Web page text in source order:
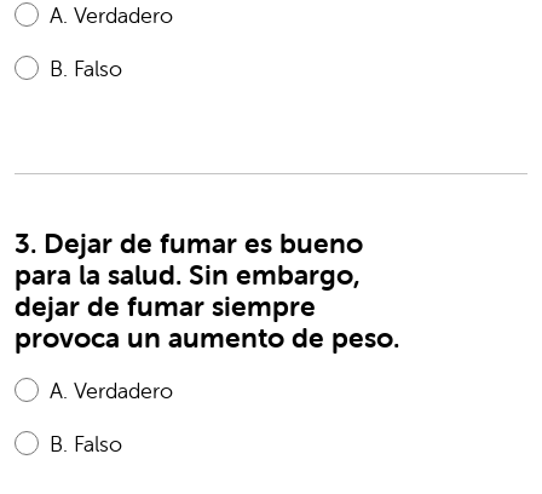
A. Verdadero
B. Falso
3. Dejar de fumar es bueno
para la salud. Sin embargo,
dejar de fumar siempre
provoca un aumento de peso.
A. Verdadero
B. Falso